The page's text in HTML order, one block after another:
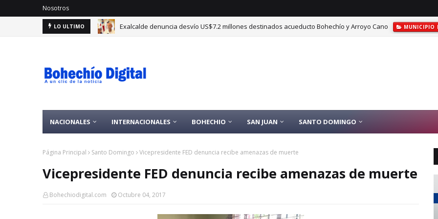
Nosotros
LO ULTIMO Exalcalde denuncia desvío US$7.2 millones destinados acueducto Bohechío y Arroyo Cano MUNICIPIO
NACIONALES INTERNACIONALES BOHECHIO SAN JUAN SANTO DOMINGO
Página Principal Santo Domingo Vicepresidente FED denuncia recibe amenazas de muerte
Vicepresidente FED denuncia recibe amenazas de muerte
Bohechiodigital.com Octubre 04, 2017